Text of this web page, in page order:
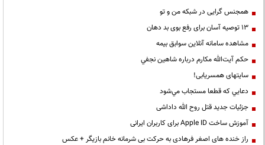
همجنس گرایی در شبکه من و تو
13 توصیه آسان برای رفع بوی بد دهان
مشاهده سامانه آنلاين سوابق بیمه
حكم آيت‌الله مكارم درباره شاهين نجفي
سایتهای همسریابی!
دعايي كه قطعا مستجاب مي‌شود
جزئیات جدید قتل روح الله داداشی
آموزش ساخت Apple ID برای کاربران ایرانی
راز خنده های اصغر فرهادی به حرکت بی شرمانه خانم بازیگر + عکس